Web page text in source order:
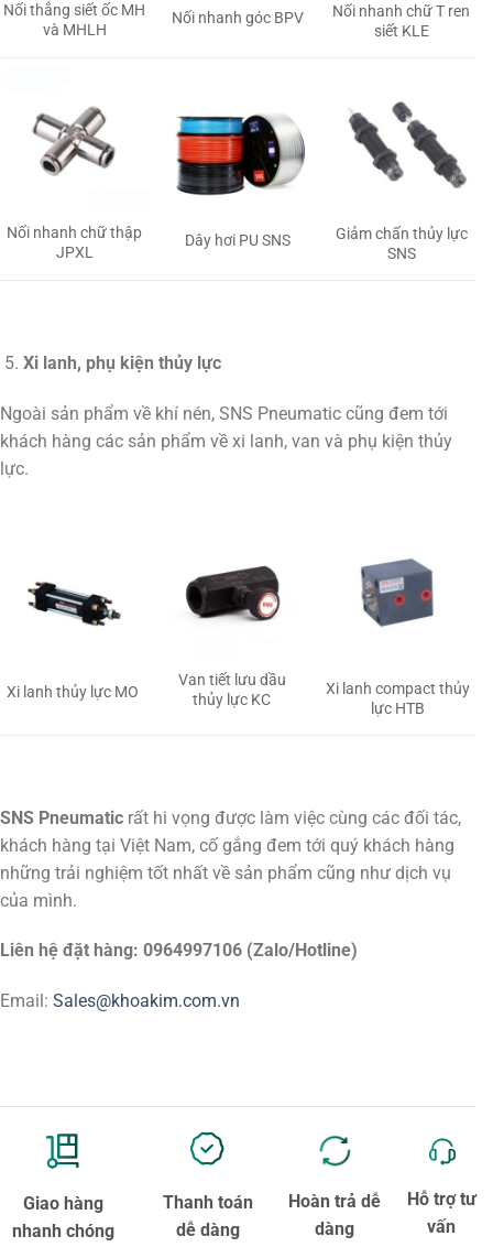
Nối thẳng siết ốc MH
và MHLH
Nối nhanh góc BPV
Nối nhanh chữ T ren
siết KLE
Nối nhanh chữ thập
JPXL
Dây hơi PU SNS
Giảm chấn thủy lực
SNS
Xi lanh, phụ kiện thủy lực
Ngoài sản phẩm về khí nén, SNS Pneumatic cũng đem tới
khách hàng các sản phẩm về xi lanh, van và phụ kiện thủy
lực.
Xi lanh thủy lực MO
Van tiết lưu dầu
thủy lực KC
Xi lanh compact thủy
lực HTB
SNS Pneumatic rất hi vọng được làm việc cùng các đối tác,
khách hàng tại Việt Nam, cố gắng đem tới quý khách hàng
những trải nghiệm tốt nhất về sản phẩm cũng như dịch vụ
của mình.
Liên hệ đặt hàng: 0964997106 (Zalo/Hotline)
Email: Sales@khoakim.com.vn
Giao hàng
nhanh chóng
Thanh toán
dễ dàng
Hoàn trả dễ
dàng
Hỗ trợ tư
vấn